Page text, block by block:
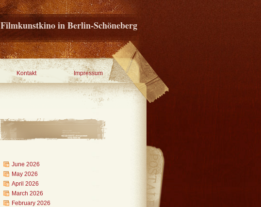
Filmkunstkino in Berlin-Schöneberg
Kontakt Impressum
June 2026
May 2026
April 2026
March 2026
February 2026